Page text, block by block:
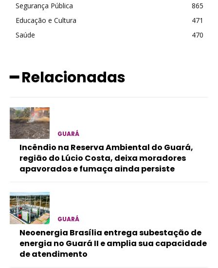
Segurança Pública
865
Educação e Cultura
471
Saúde
470
━ Relacionadas
GUARÁ
Incêndio na Reserva Ambiental do Guará,
região do Lúcio Costa, deixa moradores
apavorados e fumaça ainda persiste
GUARÁ
Neoenergia Brasília entrega subestação de
energia no Guará II e amplia sua capacidade
de atendimento